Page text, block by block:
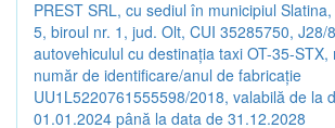
PREST SRL, cu sediul în municipiul
5, biroul nr. 1, jud. Olt, CUI 35285750, J28/
autovehiculul cu destinația taxi OT-35-STX,
număr de identificare/anul de fabricație
UU1L5220761555598/2018, valabilă de la
01.01.2024 până la data de 31.12.2028